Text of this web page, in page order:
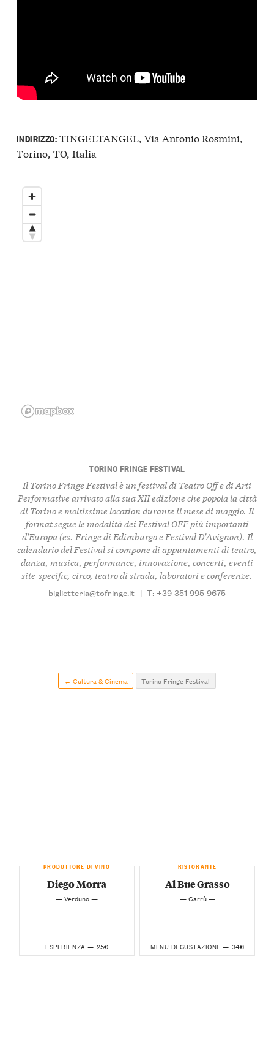
INDIRIZZO:TINGELTANGEL, Via Antonio Rosmini,
Torino, TO, Italia
TORINO FRINGE FESTIVAL
Il Torino Fringe Festival è un festival di Teatro Off e di Arti
Performative arrivato alla sua XII edizione che popola la città
di Torino e moltissime location durante il mese di maggio. Il
format segue le modalità dei Festival OFF più importanti
d'Europa (es. Fringe di Edimburgo e Festival D'Avignon). Il
calendario del Festival si compone di appuntamenti di teatro,
danza, musica, performance, innovazione, concerti, eventi
site-specific, circo, teatro di strada, laboratori e conferenze.
biglietteria@tofringe.it | T: +39 351 995 9675
← Cultura & Cinema Torino Fringe Festival
PRODUTTORE DI VINO
Diego Morra
— Verduno —
ESPERIENZA — 25€
RISTORANTE
Al Bue Grasso
— Carrù —
MENU DEGUSTAZIONE — 34€